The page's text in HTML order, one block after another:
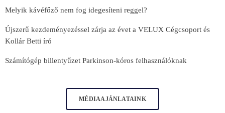
Melyik kávéfőző nem fog idegesíteni reggel?
Újszerű kezdeményezéssel zárja az évet a VELUX Cégcsoport és
Kollár Betti író
Számítógép billentyűzet Parkinson-kóros felhasználóknak
MÉDIAAJÁNLATAINK